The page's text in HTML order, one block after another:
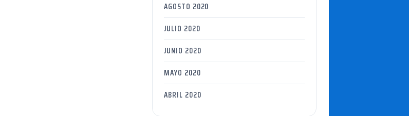
AGOSTO 2020
JULIO 2020
JUNIO 2020
MAYO 2020
ABRIL 2020